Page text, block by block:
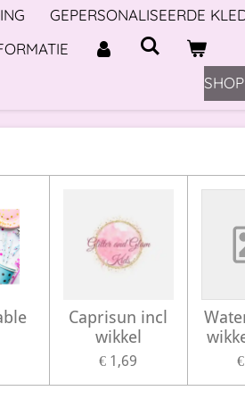
GEPERSONALISEERDE
Caprisun incl
wikkel
€ 1,69